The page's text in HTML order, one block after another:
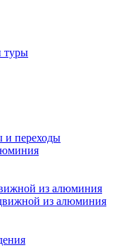
туры
и переходы
из алюминия
из алюминия